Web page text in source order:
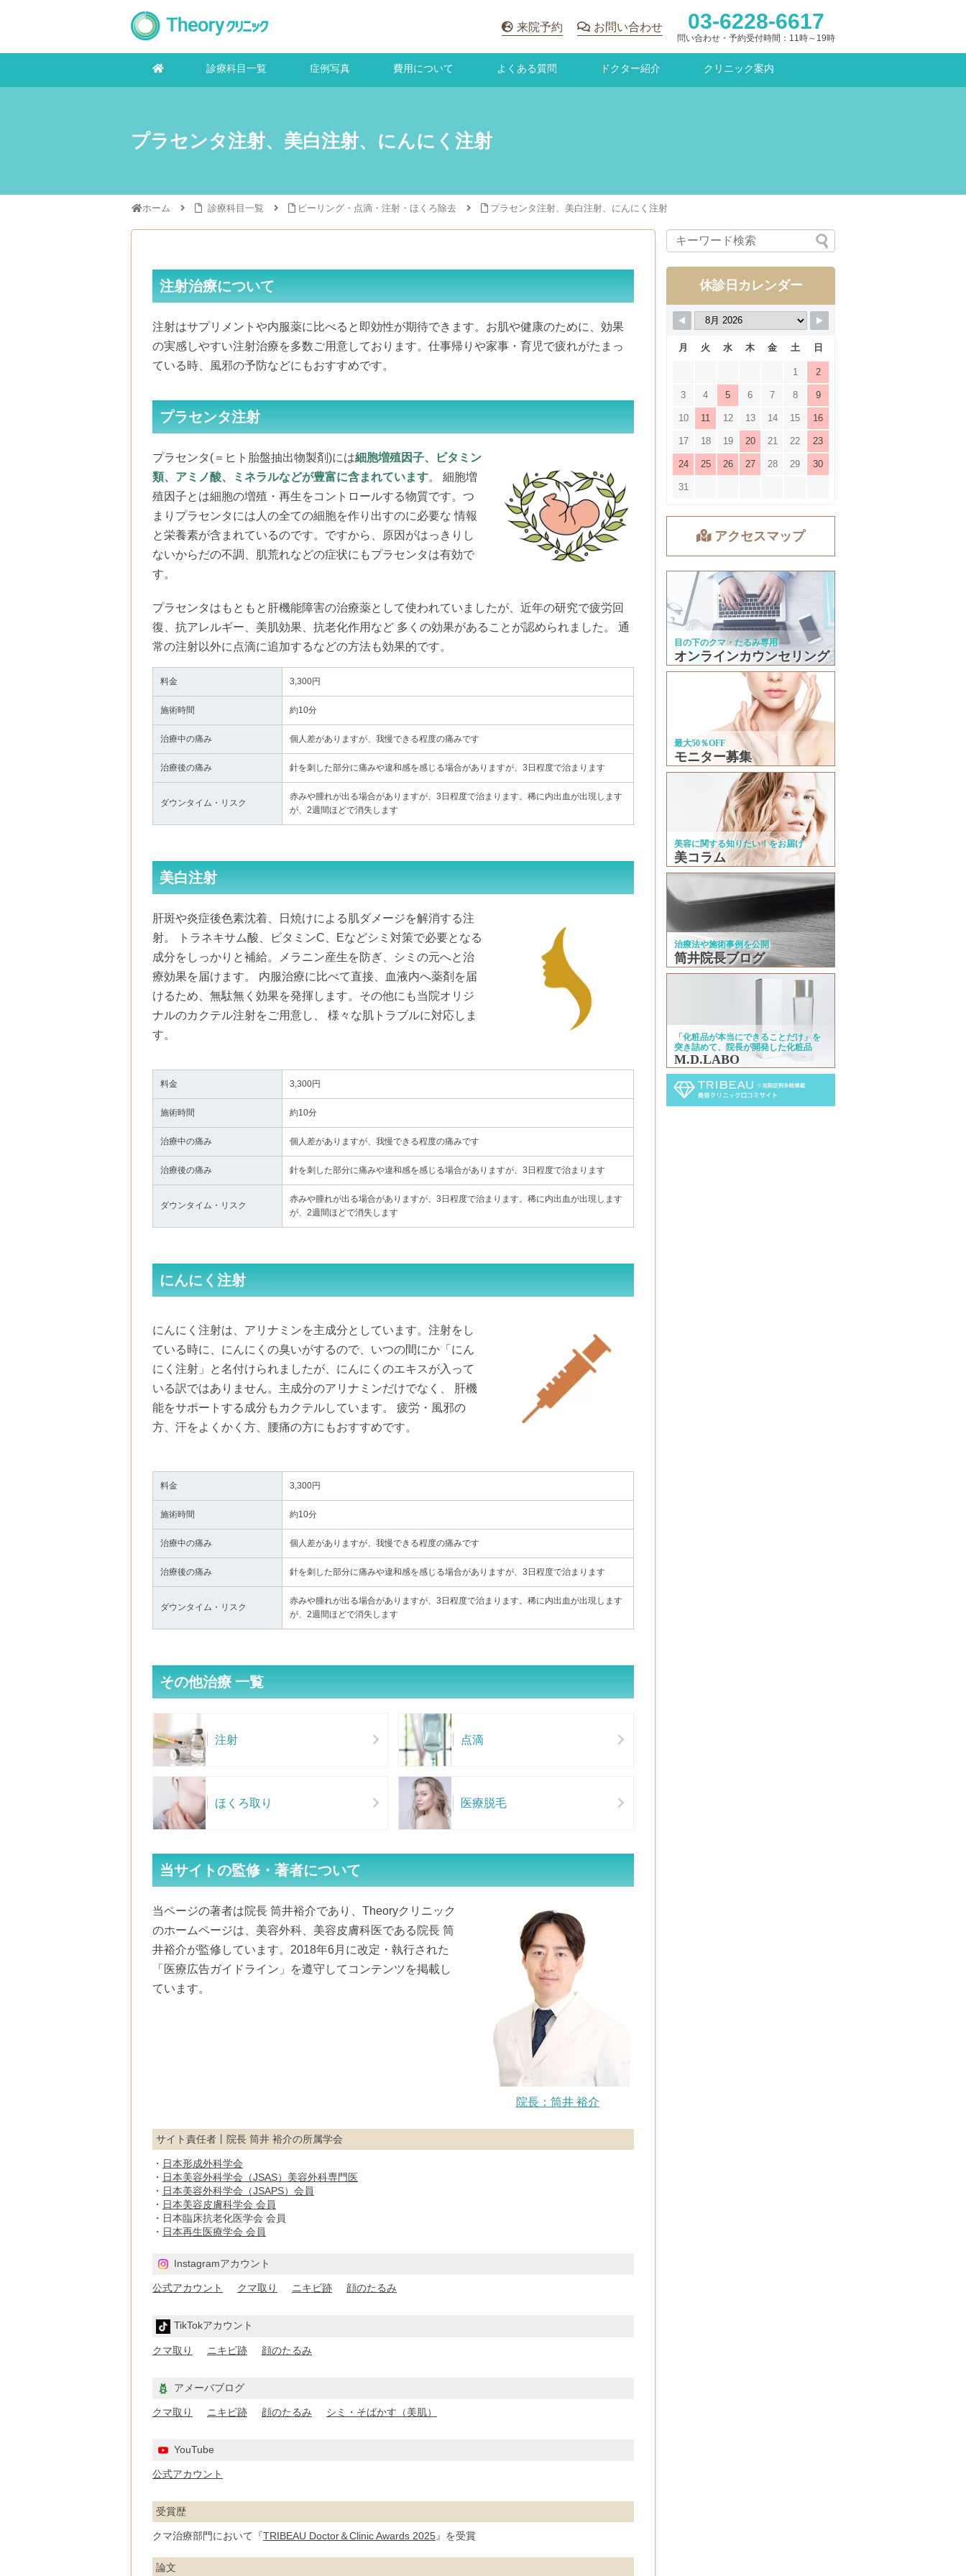
来院予約 お問い合わせ 03-6228-6617
問い合わせ・予約受付時間：11時～19時
診療科目一覧 症例写真 費用について よくある質問 ドクター紹介 クリニック案内
プラセンタ注射、美白注射、にんにく注射
ホーム 診療科目一覧 ピーリング・点滴・注射・ほくろ除去 プラセンタ注射、美白注射、にんにく注射
注射治療について
注射はサプリメントや内服薬に比べると即効性が期待できます。お肌や健康のために、効果
の実感しやすい注射治療を多数ご用意しております。仕事帰りや家事・育児で疲れがたまっ
ている時、風邪の予防などにもおすすめです。
プラセンタ注射
プラセンタ(＝ヒト胎盤抽出物製剤)には細胞増殖因子、ビタミン
類、アミノ酸、ミネラルなどが豊富に含まれています。 細胞増
殖因子とは細胞の増殖・再生をコントロールする物質です。つ
まりプラセンタには人の全ての細胞を作り出すのに必要な 情報
と栄養素が含まれているのです。ですから、原因がはっきりし
ないからだの不調、肌荒れなどの症状にもプラセンタは有効で
す。
プラセンタはもともと肝機能障害の治療薬として使われていましたが、近年の研究で疲労回
復、抗アレルギー、美肌効果、抗老化作用など 多くの効果があることが認められました。 通
常の注射以外に点滴に追加するなどの方法も効果的です。
料金 3,300円
施術時間 約10分
治療中の痛み 個人差がありますが、我慢できる程度の痛みです
治療後の痛み 針を刺した部分に痛みや違和感を感じる場合がありますが、3日程度で治まります
ダウンタイム・リスク
赤みや腫れが出る場合がありますが、3日程度で治まります。稀に内出血が出現します
が、2週間ほどで消失します
美白注射
肝斑や炎症後色素沈着、日焼けによる肌ダメージを解消する注
射。 トラネキサム酸、ビタミンC、Eなどシミ対策で必要となる
成分をしっかりと補給。メラニン産生を防ぎ、シミの元へと治
療効果を届けます。 内服治療に比べて直接、血液内へ薬剤を届
けるため、無駄無く効果を発揮します。その他にも当院オリジ
ナルのカクテル注射をご用意し、 様々な肌トラブルに対応しま
す。
料金 3,300円
施術時間 約10分
治療中の痛み 個人差がありますが、我慢できる程度の痛みです
治療後の痛み 針を刺した部分に痛みや違和感を感じる場合がありますが、3日程度で治まります
ダウンタイム・リスク
赤みや腫れが出る場合がありますが、3日程度で治まります。稀に内出血が出現します
が、2週間ほどで消失します
にんにく注射
にんにく注射は、アリナミンを主成分としています。注射をし
ている時に、にんにくの臭いがするので、いつの間にか「にん
にく注射」と名付けられましたが、にんにくのエキスが入って
いる訳ではありません。主成分のアリナミンだけでなく、 肝機
能をサポートする成分もカクテルしています。 疲労・風邪の
方、汗をよくかく方、腰痛の方にもおすすめです。
料金 3,300円
施術時間 約10分
治療中の痛み 個人差がありますが、我慢できる程度の痛みです
治療後の痛み 針を刺した部分に痛みや違和感を感じる場合がありますが、3日程度で治まります
ダウンタイム・リスク
赤みや腫れが出る場合がありますが、3日程度で治まります。稀に内出血が出現します
が、2週間ほどで消失します
その他治療 一覧
注射 点滴
ほくろ取り 医療脱毛
当サイトの監修・著者について
当ページの著者は院長 筒井裕介であり、Theoryクリニック
のホームページは、美容外科、美容皮膚科医である院長 筒
井裕介が監修しています。2018年6月に改定・執行された
「医療広告ガイドライン」を遵守してコンテンツを掲載し
ています。
院長：筒井 裕介
サイト責任者丨院長 筒井 裕介の所属学会
・ 日本形成外科学会
・ 日本美容外科学会（JSAS）美容外科専門医
・ 日本美容外科学会（JSAPS）会員
・ 日本美容皮膚科学会 会員
・日本臨床抗老化医学会 会員
・ 日本再生医療学会 会員
Instagramアカウント
公式アカウント クマ取り ニキビ跡 顔のたるみ
TikTokアカウント
クマ取り ニキビ跡 顔のたるみ
アメーバブログ
クマ取り ニキビ跡 顔のたるみ シミ・そばかす（美肌）
YouTube
公式アカウント
受賞歴
クマ治療部門において『TRIBEAU Doctor＆Clinic Awards 2025』を受賞
論文
休診日カレンダー
月 火 水 木 金 土 日
1 2
3 4 5 6 7 8 9
10 11 12 13 14 15 16
17 18 19 20 21 22 23
24 25 26 27 28 29 30
31
アクセスマップ
目の下のクマ・たるみ専用
オンラインカウンセリング
最大50％OFF
モニター募集
美容に関する知りたい！をお届け
美コラム
治療法や施術事例を公開
筒井院長ブログ
「化粧品が本当にできることだけ」を
突き詰めて、院長が開発した化粧品
M.D.LABO